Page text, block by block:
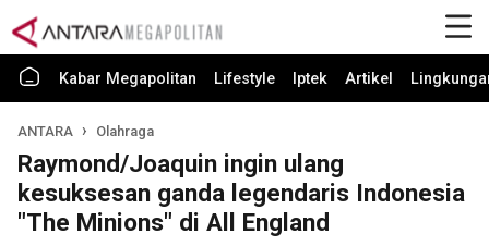
Kabar Megapolitan Lifestyle Iptek Artikel
ANTARA Olahraga
Raymond/Joaquin ingin ulang
kesuksesan ganda legendaris Indonesia
"The Minions" di All England